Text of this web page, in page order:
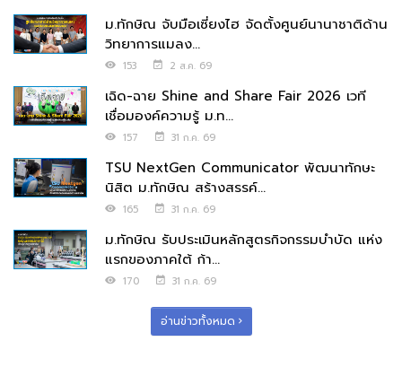
ม.ทักษิณ จับมือเซี่ยงไฮ จัดตั้งศูนย์นานาชาติด้าน
วิทยาการแมลง...
153 2 ส.ค. 69
เฉิด-ฉาย Shine and Share Fair 2026 เวที
เชื่อมองค์ความรู้ ม.ท...
157 31 ก.ค. 69
TSU NextGen Communicator พัฒนาทักษะ
นิสิต ม.ทักษิณ สร้างสรรค์...
165 31 ก.ค. 69
ม.ทักษิณ รับประเมินหลักสูตรกิจกรรมบำบัด แห่ง
แรกของภาคใต้ ก้า...
170 31 ก.ค. 69
อ่านข่าวทั้งหมด